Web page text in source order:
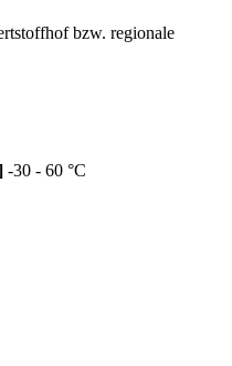
bzw. regionale
-30 - 60 °C